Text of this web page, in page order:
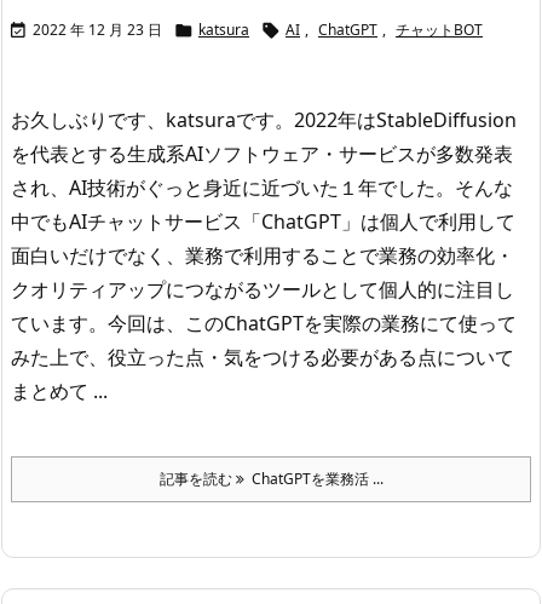
 2022 年 12 月 23 日  katsura  AI , ChatGPT , チャットBOT
お久しぶりです、katsuraです。 2022年はStableDiffusion
を代表とする生成系AIソフトウェア・サービスが多数発表
され、AI技術がぐっと身近に近づいた１年でした。 そんな
中でもAIチャットサービス「ChatGPT」は個人で利用して
面白いだけでなく、業務で利用することで業務の効率化・
クオリティアップにつながるツールとして個人的に注目し
ています。 今回は、このChatGPTを実際の業務にて使って
みた上で、役立った点・気をつける必要がある点について
まとめて ...
記事を読む ChatGPTを業務活 ...